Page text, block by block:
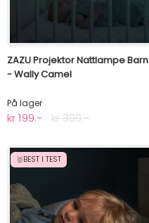
ZAZU Projektor Nattlampe Barn
- Wally Camel
På lager
kr 199.- kr 399.-
🥇BEST I TEST